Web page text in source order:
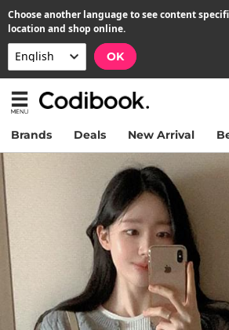
Choose another language to see content
location and shop online.
OK
Brands Deals New Arrival